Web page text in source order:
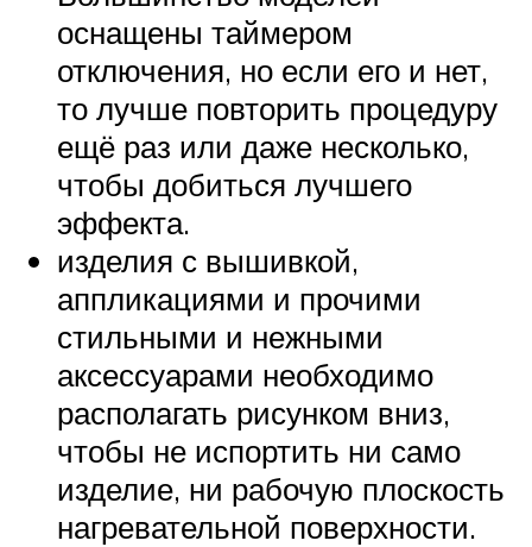
оснащены таймером
отключения, но если его и нет,
то лучше повторить процедуру
ещё раз или даже несколько,
чтобы добиться лучшего
эффекта.
изделия с вышивкой,
аппликациями и прочими
стильными и нежными
аксессуарами необходимо
располагать рисунком вниз,
чтобы не испортить ни само
изделие, ни рабочую плоскость
нагревательной поверхности.